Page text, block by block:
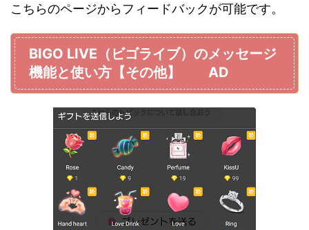
こちらのページからフィードバックが可能です。
BIGO LIVE（ビゴライブ）のメッセージ
機能と使い方【その他】 AD